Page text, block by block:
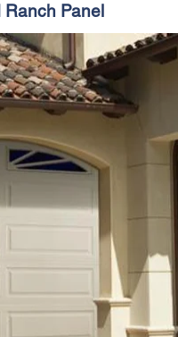
Ranch Panel